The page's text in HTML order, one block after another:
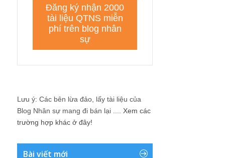
Lưu ý: Các bên lừa đảo, lấy tài liệu của
Blog Nhân sự mang đi bán lại .... Xem các
trường hợp khác ở đây!
Bài viết mới